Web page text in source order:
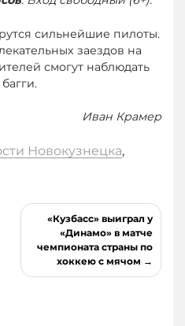
сильнейшие пилоты.
заездов на
смогут наблюдать
Иван Крамер
Новокузнецка,
«Кузбасс» выиграл у
«Динамо» в матче
чемпионата страны по
хоккею с мячом